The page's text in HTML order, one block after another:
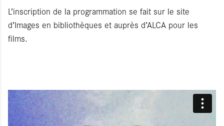
L’inscription de la programmation se fait sur le site
d’Images en bibliothèques et auprès d’ALCA pour les
films.